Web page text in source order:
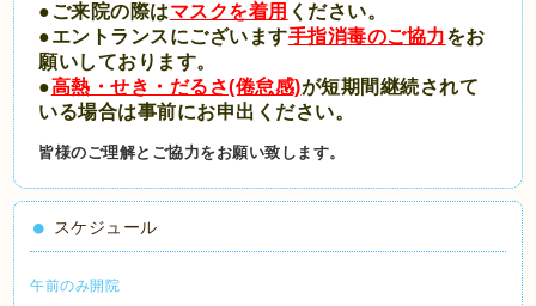
●ご来院の際はマスクを着用 ください。
●エントランスにございます手指消毒のご協力をお
願いしております。
●高熱・せき・だるさ(倦怠感)が短期間継続されて
いる場合は事前にお申出ください。
皆様のご理解とご協力をお願い致します。
スケジュール
午前のみ開院